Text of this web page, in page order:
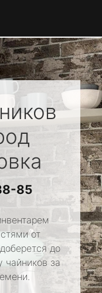
85
от
до
чайников за